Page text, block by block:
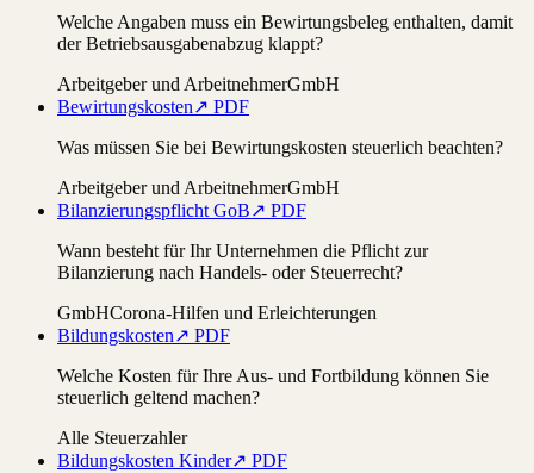
Welche Angaben muss ein Bewirtungsbeleg enthalten, damit
der Betriebsausgabenabzug klappt?
Arbeitgeber und ArbeitnehmerGmbH
Bewirtungskosten↗ PDF
Was müssen Sie bei Bewirtungskosten steuerlich beachten?
Arbeitgeber und ArbeitnehmerGmbH
Bilanzierungspflicht GoB↗ PDF
Wann besteht für Ihr Unternehmen die Pflicht zur
Bilanzierung nach Handels- oder Steuerrecht?
GmbHCorona-Hilfen und Erleichterungen
Bildungskosten↗ PDF
Welche Kosten für Ihre Aus- und Fortbildung können Sie
steuerlich geltend machen?
Alle Steuerzahler
Bildungskosten Kinder↗ PDF